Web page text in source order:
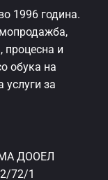
1996 година.
процесна и
обука на
услуги за
ДООЕЛ
72/1